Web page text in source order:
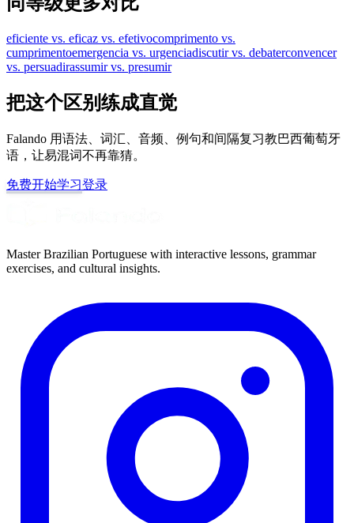
eficiente vs. eficaz vs. efetivocomprimento vs.
cumprimentoemergencia vs. urgenciadiscutir vs. debaterconvencer
vs. persuadirassumir vs. presumir
把这个区别练成直觉
Falando 用语法、词汇、音频、例句和间隔复习教巴西葡萄牙
语，让易混词不再靠猜。
免费开始学习登录
Master Brazilian Portuguese with interactive lessons, grammar
exercises, and cultural insights.